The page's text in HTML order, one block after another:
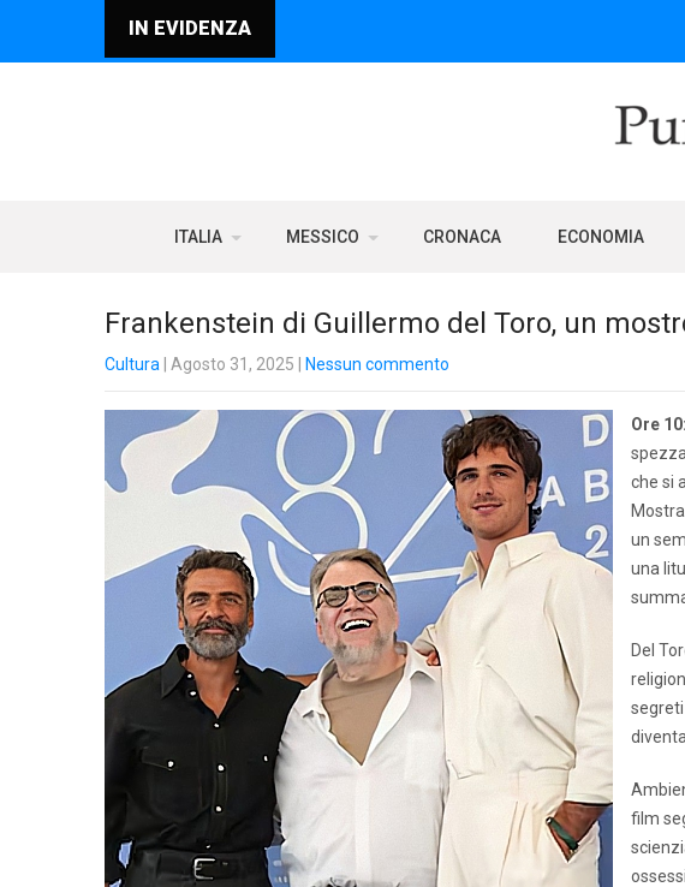
IN EVIDENZA
ITALIA MESSICO CRONACA ECONOMIA
Frankenstein di Guillermo del Toro, un
Cultura | Agosto 31, 2025 Nessun commento
Ore
che si
un
una
Del
film